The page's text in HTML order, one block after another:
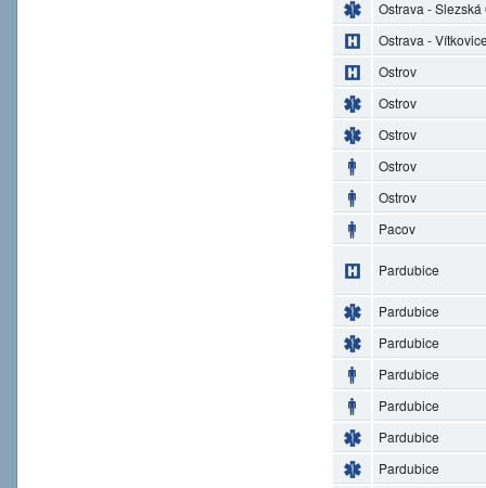
Ostrava - Slezská
Ostrava -
Ostrov
Ostrov
Ostrov
Ostrov
Ostrov
Pacov
Pardubice
Pardubice
Pardubice
Pardubice
Pardubice
Pardubice
Pardubice